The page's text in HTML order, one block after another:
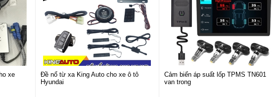
xe
Đề nổ từ xa King Auto cho xe ô tô
Hyundai
Cảm biến áp suất lốp TPMS TN601
van trong